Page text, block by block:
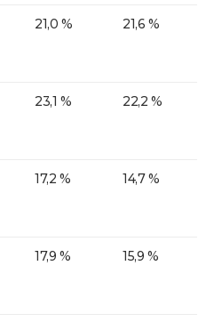
21,0 % 21,6 %
23,1 % 22,2 %
17,2 % 14,7 %
17,9 % 15,9 %